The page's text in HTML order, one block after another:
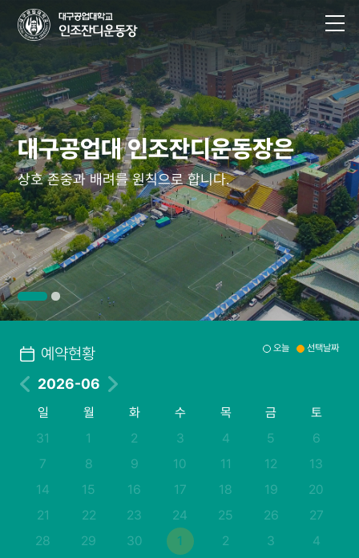
대구공업대 인조잔디운동장은
상호 존중과 배려를 원칙으로 합니다.
대구공업대 인조잔디운동장은
상호 존중과 배려를 원칙으로 합니다.
대구공업대 인조잔디운동장은
상호 존중과 배려를 원칙으로 합니다.
대구공업대 인조잔디운동장은
상호 존중과 배려를 원칙으로 합니다.
예약현황 오늘 선택날짜
2026-06
일 월 화 수 목 금
토
31
1 2 3 4 5
6
7
8 9 10 11 12
13
14
15 16 17 18 19
20
21
22 23 24 25 26
27
28
29 30 1 2 3 4